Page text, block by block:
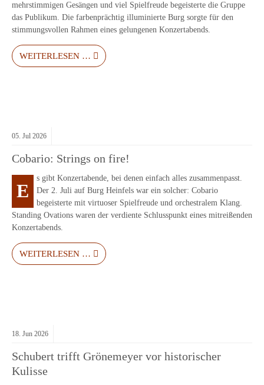
mehrstimmigen Gesängen und viel Spielfreude begeisterte die Gruppe
das Publikum. Die farbenprächtig illuminierte Burg sorgte für den
stimmungsvollen Rahmen eines gelungenen Konzertabends.
WEITERLESEN …
05. Jul 2026
Cobario: Strings on fire!
E
s gibt Konzertabende, bei denen einfach alles zusammenpasst.
Der 2. Juli auf Burg Heinfels war ein solcher: Cobario
begeisterte mit virtuoser Spielfreude und orchestralem Klang.
Standing Ovations waren der verdiente Schlusspunkt eines mitreißenden
Konzertabends.
WEITERLESEN …
18. Jun 2026
Schubert trifft Grönemeyer vor historischer
Kulisse